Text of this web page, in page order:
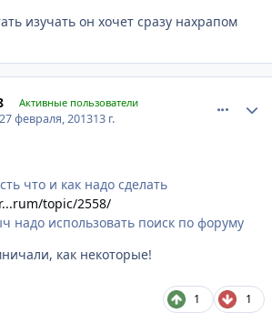
изучать он хочет сразу нахрапом
Активные пользователи
27 февраля, 201313 г.
что и как надо сделать
topic/2558/
надо использовать поиск по форуму
как некоторые!
1 1